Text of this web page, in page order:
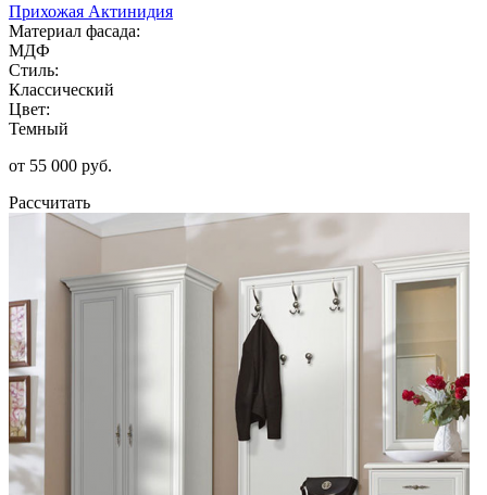
Прихожая Актинидия
Материал фасада:
МДФ
Стиль:
Классический
Цвет:
Темный
от 55 000 руб.
Рассчитать